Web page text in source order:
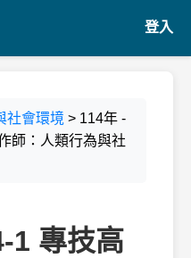
登入
社會環境 > 114年 -
師：人類行為與社
1 專技高